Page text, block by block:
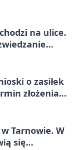
na ulice.
o zasiłek
złożenia
Tarnowie. W
się